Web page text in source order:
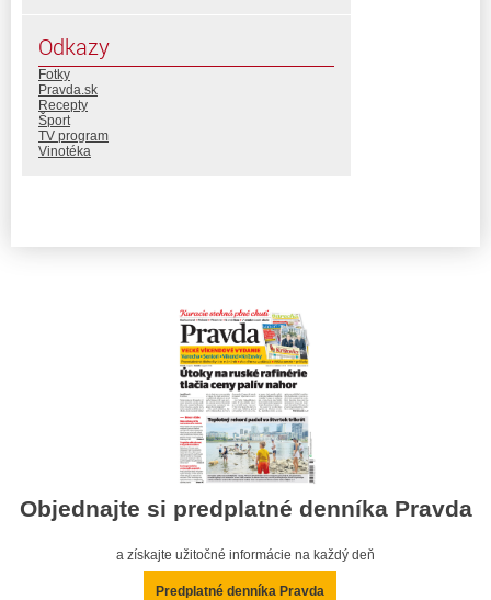
Odkazy
Fotky
Pravda.sk
Recepty
Šport
TV program
Vinotéka
Objednajte si predplatné denníka Pravda
a získajte užitočné informácie na každý deň
Predplatné denníka Pravda